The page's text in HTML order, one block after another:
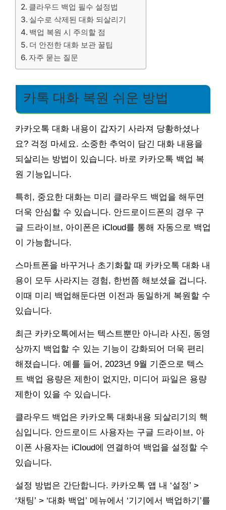
클라우드 백업 필수 설정법
실수로 삭제된 대화 되살리기
백업 복원 시 주의할 점
더 안전한 대화 보관 꿀팁
자주 묻는 질문
카톡 대화 복원 쉬운 방법
카카오톡 대화 내용이 갑자기 사라져 당황하셨나
요? 걱정 마세요. 소중한 추억이 담긴 대화 내용을
되살리는 방법이 있습니다. 바로 카카오톡 백업 복
원 기능입니다.
특히, 중요한 대화는 미리 클라우드 백업을 해두면
더욱 안심할 수 있습니다. 안드로이드폰의 경우 구
글 드라이브, 아이폰은 iCloud를 통해 자동으로 백업
이 가능합니다.
스마트폰을 바꾸거나 초기화할 때 카카오톡 대화 내
용이 모두 사라지는 경험, 한번쯤 해보셨을 겁니다.
이때 미리 백업해둔다면 이전과 동일하게 복원할 수
있습니다.
최근 카카오톡에서는 텍스트뿐만 아니라 사진, 동영
상까지 백업할 수 있는 기능이 강화되어 더욱 편리
해졌습니다. 예를 들어, 2023년 9월 기준으로 텍스
트 백업 용량은 제한이 없지만, 미디어 파일은 용량
제한이 있을 수 있습니다.
클라우드 백업은 카카오톡 대화내용 되살리기의 핵
심입니다. 안드로이드 사용자는 구글 드라이브, 아
이폰 사용자는 iCloud에 연결하여 백업을 설정할 수
있습니다.
설정 방법은 간단합니다. 카카오톡 앱 내 ‘설정’ >
‘채팅’ > ‘대화 백업’ 메뉴에서 ‘기기에서 백업하기’를